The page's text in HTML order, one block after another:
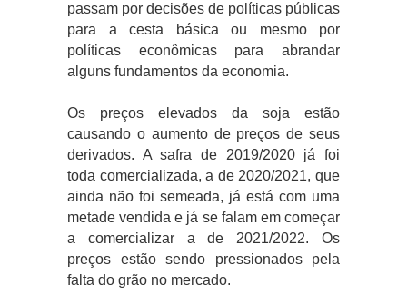
passam por decisões de políticas públicas
para a cesta básica ou mesmo por
políticas econômicas para abrandar
alguns fundamentos da economia.
Os preços elevados da soja estão
causando o aumento de preços de seus
derivados. A safra de 2019/2020 já foi
toda comercializada, a de 2020/2021, que
ainda não foi semeada, já está com uma
metade vendida e já se falam em começar
a comercializar a de 2021/2022. Os
preços estão sendo pressionados pela
falta do grão no mercado.